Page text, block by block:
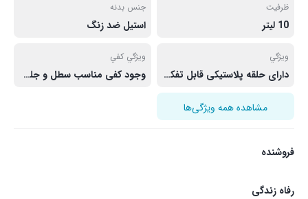
ظرفيت
10 ليتر
جنس بدنه
استیل ضد زنگ
ويژگي
دارای حلقه پلاستیکی قابل تفکیک در قسمت فوقانی سطل زباله و سهولت قرارگیری نایلون زباله و پوشش فضای داخلی سطل .
ويژگي كفي
وجود کفی مناسب سطل و جلوگیری از بروز ساییدگی در اثر تماس با سطوح
مشاهده همه ویژگی‌ها
فروشنده
رفاه زندگی